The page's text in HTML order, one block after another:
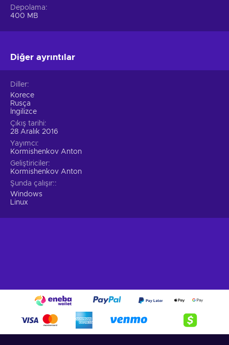
Depolama
400 MB
Diğer ayrıntılar
Diller
Korece
Rusça
İngilizce
Çıkış tarihi
28 Aralık 2016
Yayımcı
Kormishenkov Anton
Geliştiriciler
Kormishenkov Anton
Şunda çalışır:
Windows
Linux